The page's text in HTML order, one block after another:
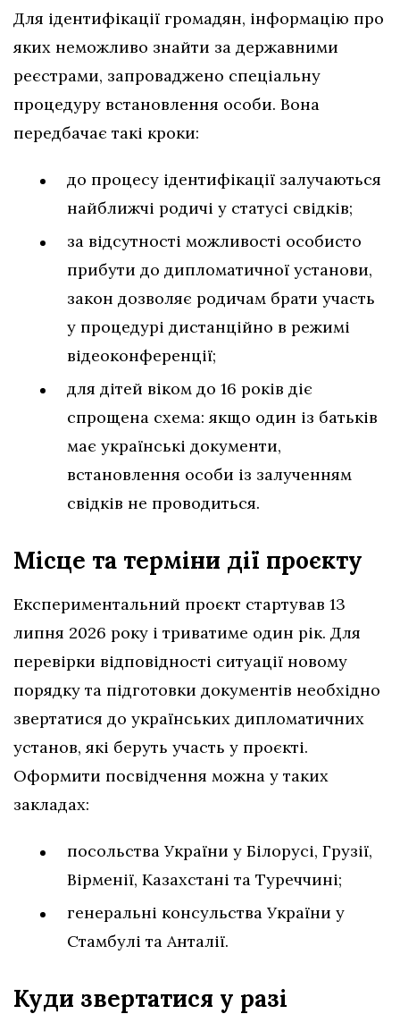
Для ідентифікації громадян, інформацію про
яких неможливо знайти за державними
реєстрами, запроваджено спеціальну
процедуру встановлення особи. Вона
передбачає такі кроки:
до процесу ідентифікації залучаються
найближчі родичі у статусі свідків;
за відсутності можливості особисто
прибути до дипломатичної установи,
закон дозволяє родичам брати участь
у процедурі дистанційно в режимі
відеоконференції;
для дітей віком до 16 років діє
спрощена схема: якщо один із батьків
має українські документи,
встановлення особи із залученням
свідків не проводиться.
Місце та терміни дії проєкту
Експериментальний проєкт стартував 13
липня 2026 року і триватиме один рік. Для
перевірки відповідності ситуації новому
порядку та підготовки документів необхідно
звертатися до українських дипломатичних
установ, які беруть участь у проєкті.
Оформити посвідчення можна у таких
закладах:
посольства України у Білорусі, Грузії,
Вірменії, Казахстані та Туреччині;
генеральні консульства України у
Стамбулі та Анталії.
Куди звертатися у разі